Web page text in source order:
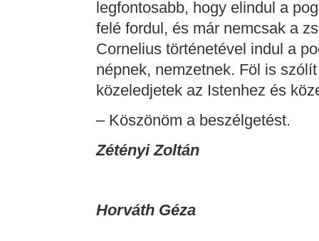
legfontosabb, hogy elindul a
felé fordul, és már nemcsak a
Cornelius történetével indul a
népnek, nemzetnek. Föl is
közeledjetek az Istenhez és
– Köszönöm a beszélgetést.
Zétényi Zoltán
Horváth Géza